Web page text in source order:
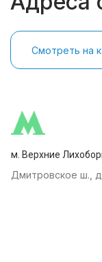
Смотреть на
м. Верхние
Дмитровское ш.,